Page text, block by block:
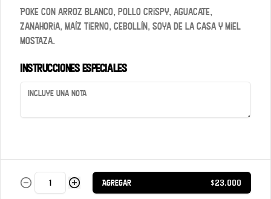
Redes sociales
Instagram
Iniciar sesión
Poke con arroz blanco, pollo crispy, aguacate,
zanahoria, maíz tierno, cebollín, soya de la casa y miel
mostaza.
Instrucciones especiales
Agregar $23.000